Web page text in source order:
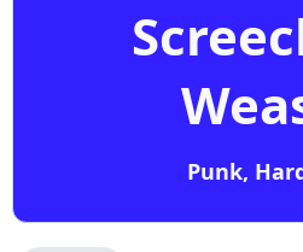
Punk,